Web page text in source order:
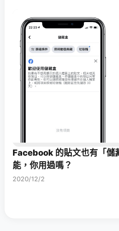
Facebook 的貼文也有「儲
能，你用過嗎？
2020/12/2